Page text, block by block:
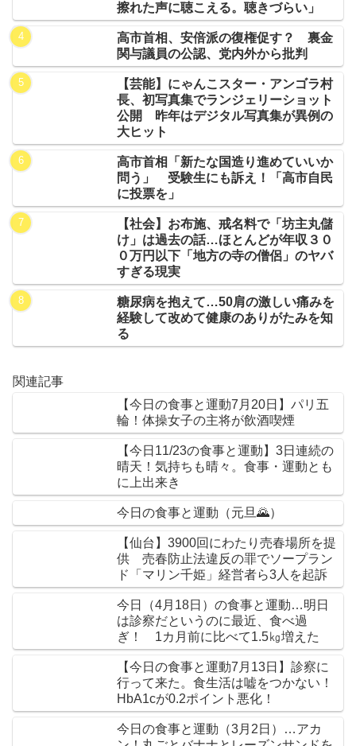
擦れた声に聴こえる。聴きづらい」
高市首相、安倍派の復権促す？ 裏金
関与議員の公認、党内外から批判
【芸能】にゃんこスター・アンゴラ村
長、初写真集でランジェリーショット
公開 昨年はデジタル写真集が異例の
大ヒット
高市首相「新たな国造り進めていいか
問う」 受験生にも訴え！「高市自民
に投票を」
【社会】お布施、戒名料で「坊主丸儲
け」は過去の話…ほとんどが年収３０
０万円以下「地方の寺の僧侶」のヤバ
すぎる現実
糖尿病を抱えて…50肩の激しい痛みを
経験して改めて健康のありがたみを知
る
関連記事
【今日の食事と運動7月20日】パリ五
輪！体操女子の主将が飲酒喫煙
【今日11/23の食事と運動】3日連続の
晴天！気持ちも晴々。食事・運動とも
に上出来き
今日の食事と運動（元旦🌄）
【仙台】3900回にわたり売春場所を提
供 売春防止法違反の罪でソープラン
ド「マリン千姫」経営者ら3人を起訴
今日（4月18日）の食事と運動…明日
は診察だというのに最近、食べ過
ぎ！ 1カ月前に比べて1.5㎏増えた
【今日の食事と運動7月13日】診察に
行って来た。食生活は嘘をつかない！
HbA1cが0.2ポイント悪化！
今日の食事と運動（3月2日）…アカ